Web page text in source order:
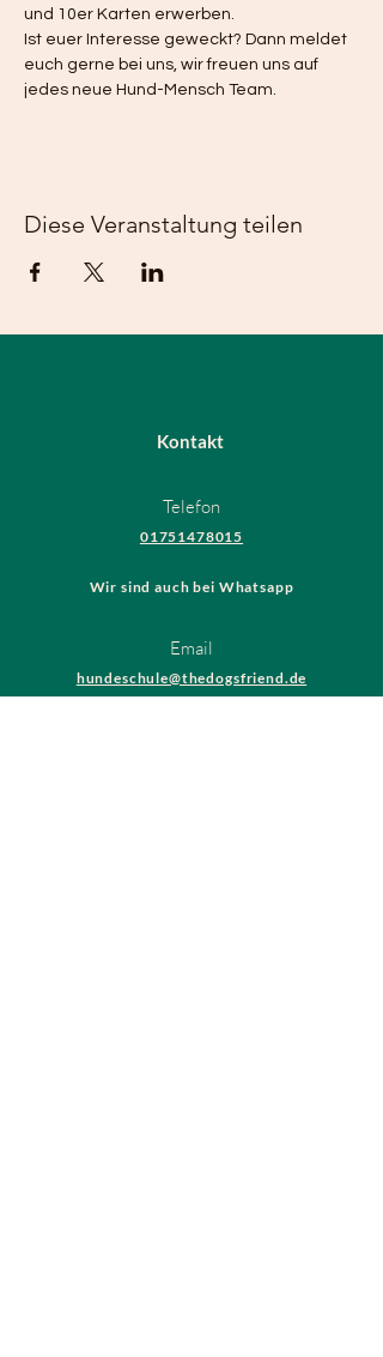
und 10er Karten erwerben.
Ist euer Interesse geweckt? Dann meldet
euch gerne bei uns, wir freuen uns auf
jedes neue Hund-Mensch Team.
Diese Veranstaltung teilen
Kontakt
Telefon
01751478015
Wir sind auch bei Whatsapp
Email
hundeschule@thedogsfriend.de